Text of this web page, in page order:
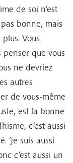
de soi n’est
bonne, mais
Vous
penser que vous
ne devriez
autres
de vous-même
est la bonne
c’est aussi
‘Je suis aussi
c’est aussi un